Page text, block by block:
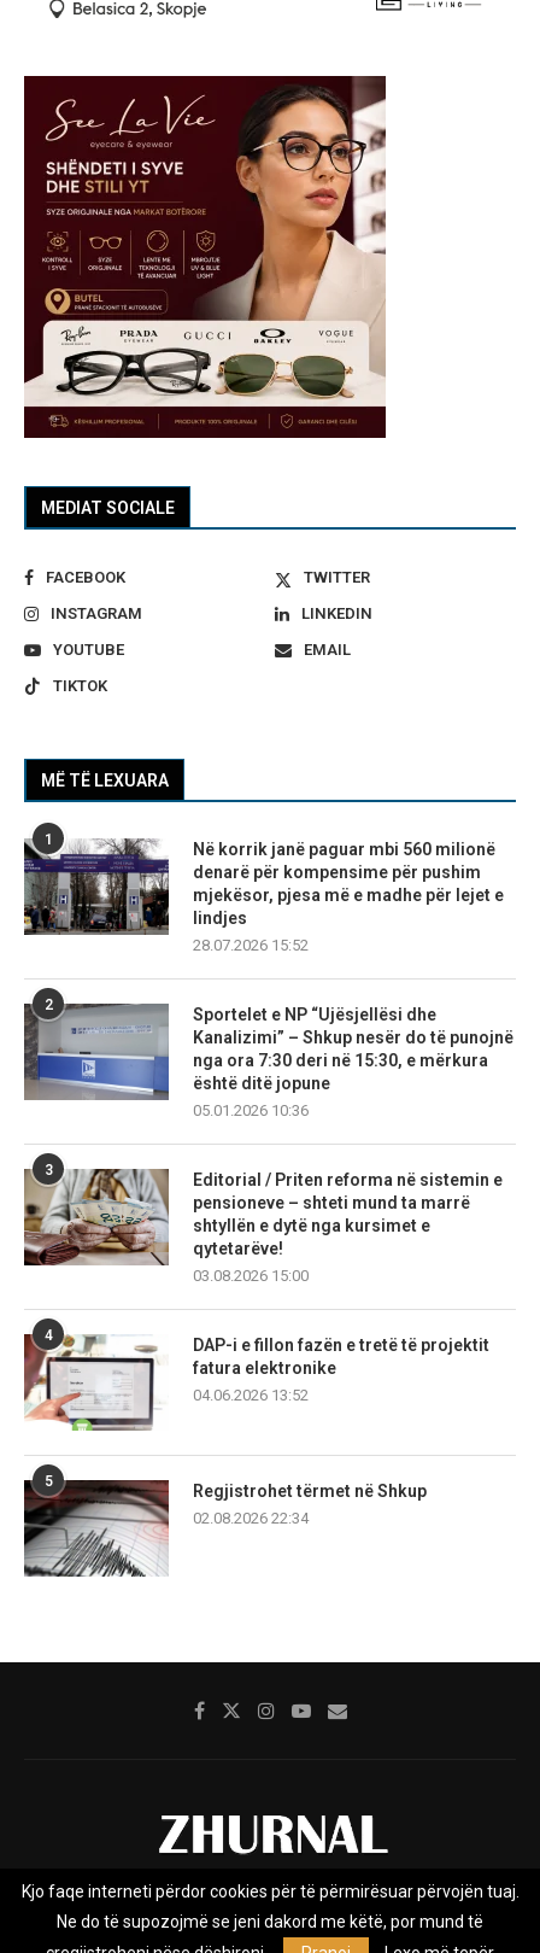
MEDIAT SOCIALE
FACEBOOK
TWITTER
INSTAGRAM
LINKEDIN
YOUTUBE
EMAIL
TIKTOK
MË TË LEXUARA
1
Në korrik janë paguar mbi 560 milionë
denarë për kompensime për pushim
mjekësor, pjesa më e madhe për lejet e
lindjes
28.07.2026 15:52
2
Sportelet e NP “Ujësjellësi dhe
Kanalizimi” – Shkup nesër do të punojnë
nga ora 7:30 deri në 15:30, e mërkura
është ditë jopune
05.01.2026 10:36
3
Editorial / Priten reforma në sistemin e
pensioneve – shteti mund ta marrë
shtyllën e dytë nga kursimet e
qytetarëve!
03.08.2026 15:00
4
DAP-i e fillon fazën e tretë të projektit
fatura elektronike
04.06.2026 13:52
5
Regjistrohet tërmet në Shkup
02.08.2026 22:34
Rreth nesh Impresumi Marketing
Privacy Policy
Kjo faqe interneti përdor cookies për të përmirësuar përvojën tuaj.
Ne do të supozojmë se jeni dakord me këtë, por mund të